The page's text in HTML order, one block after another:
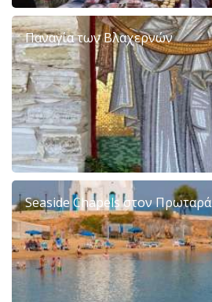
Παναγία των Βλαχερνών
Seaside Chapels στον Πρωταρά